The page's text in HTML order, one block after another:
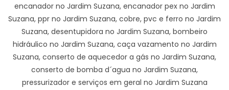
encanador no Jardim Suzana, encanador pex no Jardim
Suzana, ppr no Jardim Suzana, cobre, pvc e ferro no Jardim
Suzana, desentupidora no Jardim Suzana, bombeiro
hidráulico no Jardim Suzana, caça vazamento no Jardim
Suzana, conserto de aquecedor a gás no Jardim Suzana,
conserto de bomba d´agua no Jardim Suzana,
pressurizador e serviços em geral no Jardim Suzana